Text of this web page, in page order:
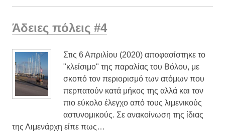
Άδειες πόλεις #4
Στις 6 Απριλίου (2020) αποφασίστηκε το
"κλείσιμο" της παραλίας του Βόλου, με
σκοπό τον περιορισμό των ατόμων που
περπατούν κατά μήκος της αλλά και τον
πιο εύκολο έλεγχο από τους λιμενικούς
αστυνομικούς. Σε ανακοίνωση της ίδιας
της Λιμενάρχη είπε πως…